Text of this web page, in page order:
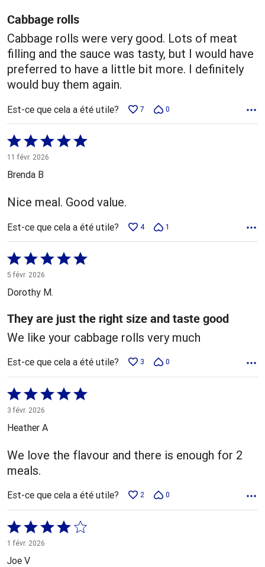
Cabbage rolls
Cabbage rolls were very good. Lots of meat
filling and the sauce was tasty, but I would have
preferred to have a little bit more. I definitely
would buy them again.
Est-ce que cela a été utile? 7 0
Coté
5 sur
5
11 févr. 2026
Brenda B
Nice meal. Good value.
Est-ce que cela a été utile? 4 1
Coté
5 sur
5
5 févr. 2026
Dorothy M.
They are just the right size and taste good
We like your cabbage rolls very much
Est-ce que cela a été utile? 3 0
Coté
5 sur
5
3 févr. 2026
Heather A
We love the flavour and there is enough for 2
meals.
Est-ce que cela a été utile? 2 0
Coté
4 sur
5
1 févr. 2026
Joe V